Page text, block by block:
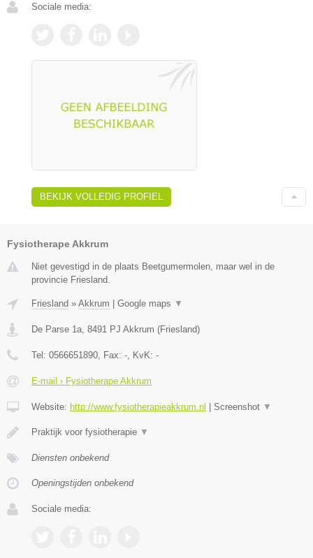
Sociale media:
BEKIJK VOLLEDIG PROFIEL
Fysiotherape Akkrum
Niet gevestigd in de plaats Beetgumermolen, maar wel in de
provincie Friesland.
Friesland » Akkrum Google maps ▼
De Parse 1a, 8491 PJ Akkrum (Friesland)
Tel: 0566651890, Fax: -, KvK: -
E-mail › Fysiotherape Akkrum
Website: http://www.fysiotherapieakkrum.nl Screenshot ▼
Praktijk voor fysiotherapie ▼
Diensten onbekend
Openingstijden onbekend
Sociale media: